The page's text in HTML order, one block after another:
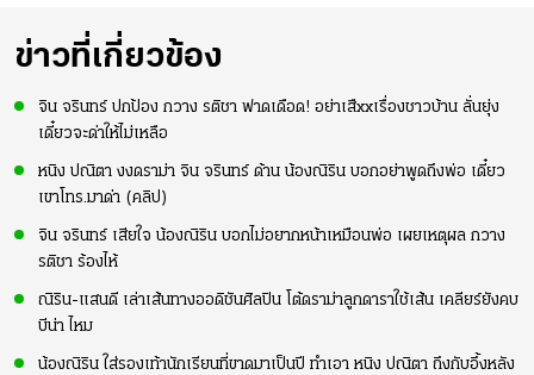
ข่าวที่เกี่ยวข้อง
จิน จรินทร์ ปกป้อง กวาง รติชา ฟาดเดือด! อย่าเสืxxเรื่องชาวบ้าน ลั่นยุ่ง
เดี๋ยวจะด่าให้ไม่เหลือ
หนิง ปณิตา งงดราม่า จิน จรินทร์ ด้าน น้องณิริน บอกอย่าพูดถึงพ่อ เดี๋ยว
เขาโทร.มาด่า (คลิป)
จิน จรินทร์ เสียใจ น้องณิริน บอกไม่อยากหน้าเหมือนพ่อ เผยเหตุผล กวาง
รติชา ร้องไห้
ณิริน-แสนดี เล่าเส้นทางออดิชันศิลปิน โต้ดราม่าลูกดาราใช้เส้น เคลียร์ยังคบ
บีน่า ไหม
น้องณิริน ใส่รองเท้านักเรียนที่ขาดมาเป็นปี ทำเอา หนิง ปณิตา ถึงกับอึ้งหลัง